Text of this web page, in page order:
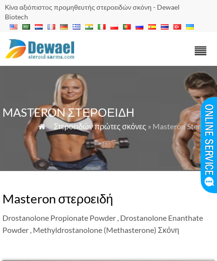
Κίνα αξιόπιστος προμηθευτής στεροειδών σκόνη - Dewael
Biotech
MASTERON ΣΤΕΡΟΕΙΔΉ
 » Στεροειδών πρώτες σκόνες » Masteron Steroids
Masteron στεροειδή
Drostanolone Propionate Powder , Drostanolone Enanthate
Powder , Methyldrostanolone (Methasterone) Σκόνη